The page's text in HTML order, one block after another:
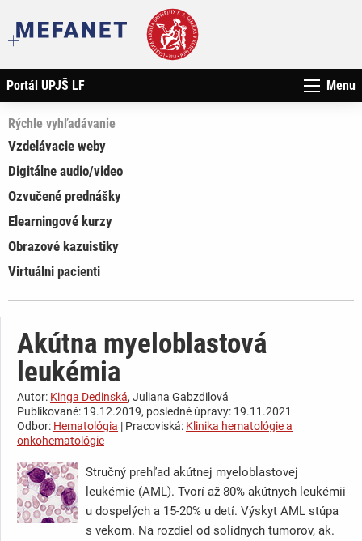
Portál UPJŠ LF Menu
Rýchle vyhľadávanie
Vzdelávacie weby
Digitálne audio/video
Ozvučené prednášky
Elearningové kurzy
Obrazové kazuistiky
Virtuálni pacienti
Akútna myeloblastová
leukémia
Autor: Kinga Dedinská, Juliana Gabzdilová
Publikované: 19.12.2019, posledné úpravy: 19.11.2021
Odbor: Hematológia | Pracoviská: Klinika hematológie a
onkohematológie
Stručný prehľad akútnej myeloblastovej
leukémie (AML). Tvorí až 80% akútnych leukémii
u dospelých a 15-20% u detí. Výskyt AML stúpa
s vekom. Na rozdiel od solídnych tumorov, ak.